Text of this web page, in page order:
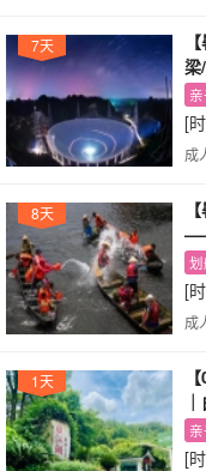
7天
梁
[
成
8天
划
[
成
1天
【
箭
[